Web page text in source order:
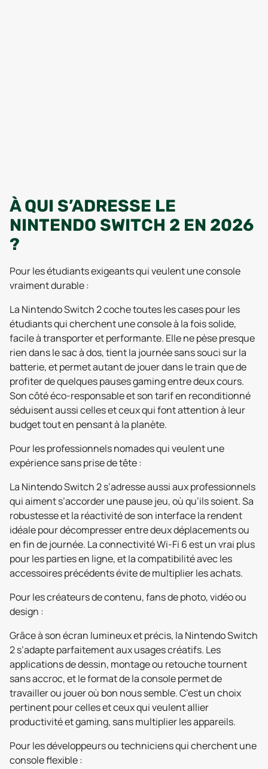
À QUI S’ADRESSE LE
NINTENDO SWITCH 2 EN 2026
?
Pour les étudiants exigeants qui veulent une console
vraiment durable :
La Nintendo Switch 2 coche toutes les cases pour les
étudiants qui cherchent une console à la fois solide,
facile à transporter et performante. Elle ne pèse presque
rien dans le sac à dos, tient la journée sans souci sur la
batterie, et permet autant de jouer dans le train que de
profiter de quelques pauses gaming entre deux cours.
Son côté éco-responsable et son tarif en reconditionné
séduisent aussi celles et ceux qui font attention à leur
budget tout en pensant à la planète.
Pour les professionnels nomades qui veulent une
expérience sans prise de tête :
La Nintendo Switch 2 s’adresse aussi aux professionnels
qui aiment s’accorder une pause jeu, où qu’ils soient. Sa
robustesse et la réactivité de son interface la rendent
idéale pour décompresser entre deux déplacements ou
en fin de journée. La connectivité Wi-Fi 6 est un vrai plus
pour les parties en ligne, et la compatibilité avec les
accessoires précédents évite de multiplier les achats.
Pour les créateurs de contenu, fans de photo, vidéo ou
design :
Grâce à son écran lumineux et précis, la Nintendo Switch
2 s’adapte parfaitement aux usages créatifs. Les
applications de dessin, montage ou retouche tournent
sans accroc, et le format de la console permet de
travailler ou jouer où bon nous semble. C’est un choix
pertinent pour celles et ceux qui veulent allier
productivité et gaming, sans multiplier les appareils.
Pour les développeurs ou techniciens qui cherchent une
console flexible :